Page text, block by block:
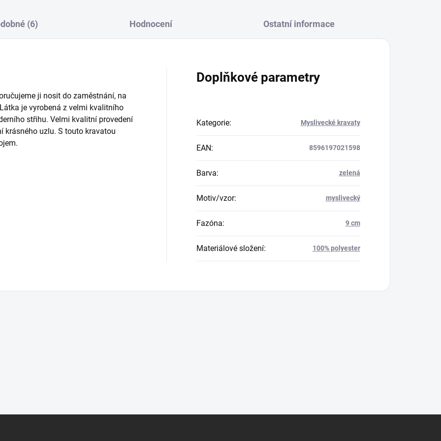
(6) Hodnocení Ostatní informace
ji nosit do zaměstnání, na
je vyrobená z velmi kvalitního
střihu. Velmi kvalitní provedení
krásného uzlu. S touto kravatou
Doplňkové parametry
Kategorie: Myslivecké kravaty
EAN: 8596197021598
Barva: zelená
Motiv/vzor: myslivecký
Fazóna: 9 cm
Materiálové složení: 100% polyester